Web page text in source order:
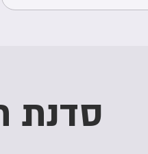
סדנת